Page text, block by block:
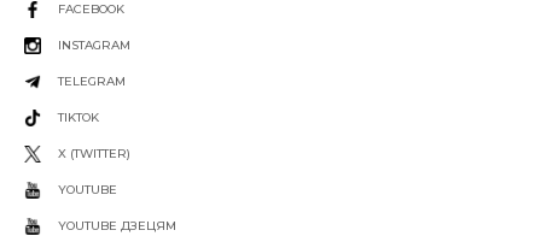
FACEBOOK
INSTAGRAM
TELEGRAM
TIKTOK
X (TWITTER)
YOUTUBE
YOUTUBE ДЗЕЦЯМ